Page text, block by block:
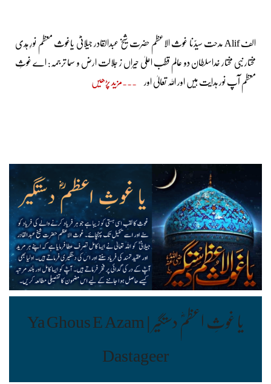
الف Alif مدحت سیدّنا غوث الاعظم حضرت شیخ عبدالقادر جیلانیؓ یاغوث معظم نورِ ہُدی
مختار نبی مختار خداسلطان دو عالم قطب اعلیٰ حیراں ز جلالت ارض و سما ترجمہ: اے غوثِ
معظم آپ نور ہدایت ہیں اور اللہ تعالیٰ اور مزید پڑھیں
یا غوثِ اعظمؓ دستگیر | Ya Ghous E Azam
Dastageer